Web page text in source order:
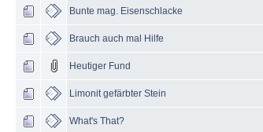
Bunte mag. Eisenschlacke
Brauch auch mal Hilfe
Heutiger Fund
Limonit gefärbter Stein
What's That?